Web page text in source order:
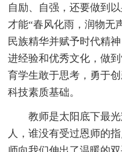
自励、自强，还要做到
才能“春风化雨，润物无
民族精华并赋予时代精
进经验和优秀文化，做
育学生敢于思考，勇于
科技素质基础。
教师是太阳底下最
人，谁没有受过恩师的